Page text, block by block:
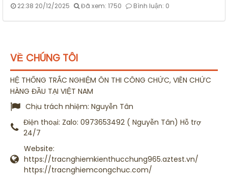
22:38 20/12/2025
Đã xem: 1750 Bình luận: 0
VỀ CHÚNG TÔI
HỆ THỐNG TRẮC NGHIỆM ÔN THI CÔNG CHỨC, VIÊN CHỨC
HÀNG ĐẦU TẠI VIỆT NAM
Chịu trách nhiệm: Nguyễn Tân
Điện thoại: Zalo: 0973653492 ( Nguyễn Tân) Hỗ trợ
24/7
Website:
https://tracnghiemkienthucchung965.aztest.vn/
https://tracnghiemcongchuc.com/